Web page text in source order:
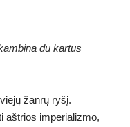
du kartus
žanrų ryšį.
aštrios imperializmo,